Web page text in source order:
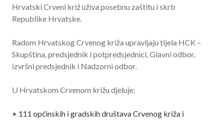
Hrvatski Crveni križ uživa posebnu zaštitu i skrb
Republike Hrvatske.
Radom Hrvatskog Crvenog križa upravljaju tijela HCK –
Skupština, predsjednik i potpredsjednici, Glavni odbor,
izvršni predsjednik i Nadzorni odbor.
U Hrvatskom Crvenom križu djeluje:
• 111 općinskih i gradskih društava Crvenog križa i